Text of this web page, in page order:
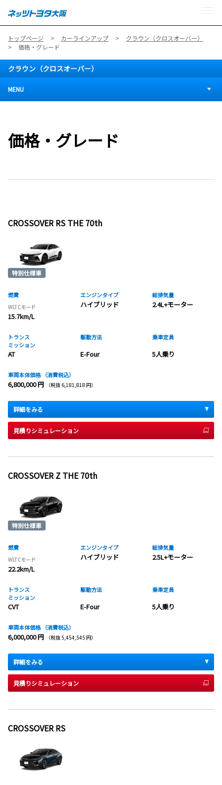
トップページ カーラインアップ
クラウン（クロスオーバー）
価格・グレード
クラウン（クロスオーバー）
MENU
価格・グレード
CROSSOVER RS THE 70th
燃費
WLTCモード
15.7km/L
エンジンタイプ
ハイブリッド
総排気量
2.4L+モーター
トランス
ミッション
AT
駆動方法
E-Four
乗車定員
5人乗り
車両本体価格 （消費税込）
6,800,000 円 （税抜 6,181,818 円）
詳細をみる
見積りシミュレーション
CROSSOVER Z THE 70th
燃費
WLTCモード
22.2km/L
エンジンタイプ
ハイブリッド
総排気量
2.5L+モーター
トランス
ミッション
CVT
駆動方法
E-Four
乗車定員
5人乗り
車両本体価格 （消費税込）
6,000,000 円 （税抜 5,454,545 円）
詳細をみる
見積りシミュレーション
CROSSOVER RS